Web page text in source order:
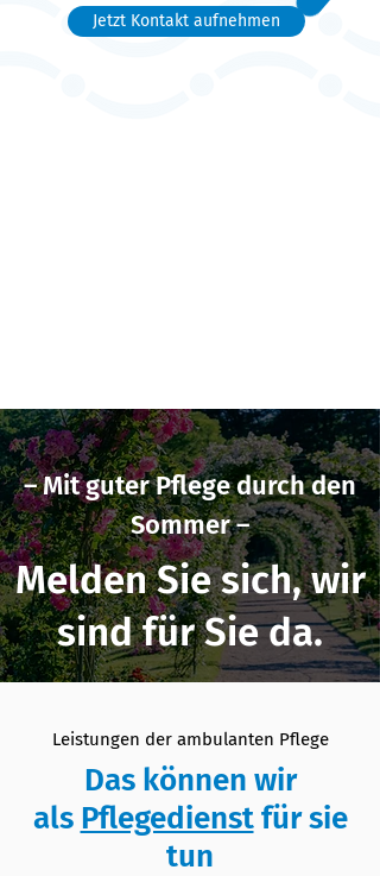
Jetzt Kontakt aufnehmen
– Mit guter Pflege durch den
Sommer –
Melden Sie sich, wir
sindfürSie da.
Leistungen der ambulanten Pflege
Das können wir
als Pflegedienstfür sie
tun